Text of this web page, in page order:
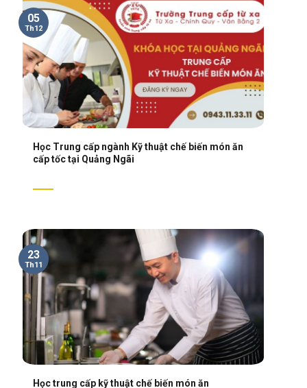
Học Trung cấp ngành Kỹ thuật chế biến món ăn
cấp tốc tại Quảng Ngãi
05
Th12
Học trung cấp kỹ thuật chế biến món ăn
23
Th11